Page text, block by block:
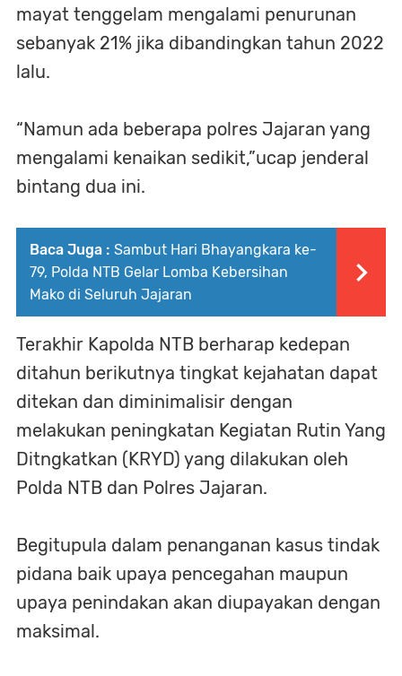
mayat tenggelam mengalami penurunan
sebanyak 21% jika dibandingkan tahun 2022
lalu.
“Namun ada beberapa polres Jajaran yang
mengalami kenaikan sedikit,”ucap jenderal
bintang dua ini.
Baca Juga : Sambut Hari Bhayangkara ke-
79, Polda NTB Gelar Lomba Kebersihan
Mako di Seluruh Jajaran
Terakhir Kapolda NTB berharap kedepan
ditahun berikutnya tingkat kejahatan dapat
ditekan dan diminimalisir dengan
melakukan peningkatan Kegiatan Rutin Yang
Ditngkatkan (KRYD) yang dilakukan oleh
Polda NTB dan Polres Jajaran.
Begitupula dalam penanganan kasus tindak
pidana baik upaya pencegahan maupun
upaya penindakan akan diupayakan dengan
maksimal.